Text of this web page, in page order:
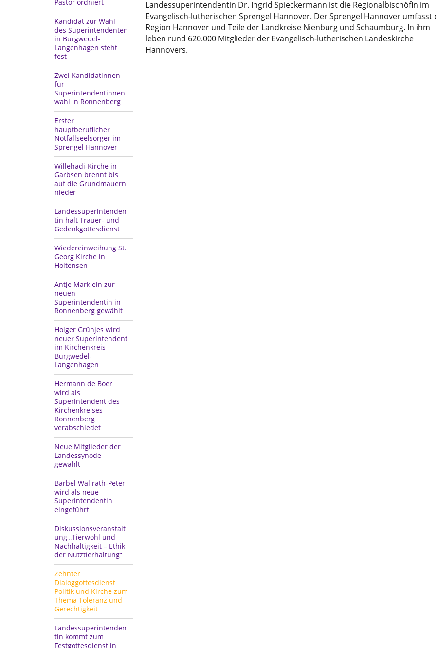
Pastor ordniert
Kandidat zur Wahl
des Superintendenten
in Burgwedel-
Langenhagen steht
fest
Zwei Kandidatinnen
für
Superintendentinnen
wahl in Ronnenberg
Erster
hauptberuflicher
Notfallseelsorger im
Sprengel Hannover
Willehadi-Kirche in
Garbsen brennt bis
auf die Grundmauern
nieder
Landessuperintenden
tin hält Trauer- und
Gedenkgottesdienst
Wiedereinweihung St.
Georg Kirche in
Holtensen
Antje Marklein zur
neuen
Superintendentin in
Ronnenberg gewählt
Holger Grünjes wird
neuer Superintendent
im Kirchenkreis
Burgwedel-
Langenhagen
Hermann de Boer
wird als
Superintendent des
Kirchenkreises
Ronnenberg
verabschiedet
Neue Mitglieder der
Landessynode
gewählt
Bärbel Wallrath-Peter
wird als neue
Superintendentin
eingeführt
Diskussionsveranstalt
ung „Tierwohl und
Nachhaltigkeit – Ethik
der Nutztierhaltung“
Zehnter
Dialoggottesdienst
Politik und Kirche zum
Thema Toleranz und
Gerechtigkeit
Landessuperintenden
tin kommt zum
Festgottesdienst in
Landessuperintendentin Dr. Ingrid Spieckermann ist die Regionalbischöfin im
Evangelisch-lutherischen Sprengel Hannover. Der Sprengel Hannover umfasst
Region Hannover und Teile der Landkreise Nienburg und Schaumburg. In ihm
leben rund 620.000 Mitglieder der Evangelisch-lutherischen Landeskirche
Hannovers.